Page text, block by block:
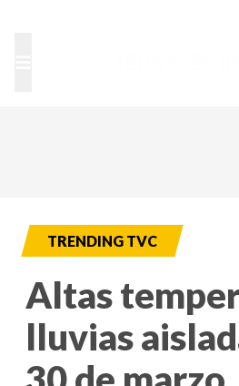
TRENDING TVC
Altas
lluvias